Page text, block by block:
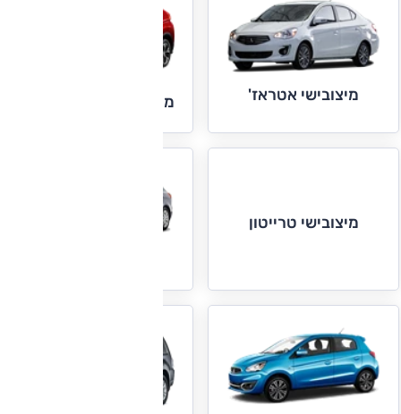
מיצובישי אטראז' מיצובישי אקליפס קרוס
מיצובישי טרייטון